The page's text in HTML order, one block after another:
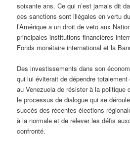
soixante ans. Ce qui n’est jamais dit
ces sanctions sont illégales en vertu
l’Amérique a un droit de veto aux
principales institutions financières
Fonds monétaire international et la
Des investissements dans son
qui lui éviterait de dépendre
au Venezuela de résister à la politique
le processus de dialogue qui se
succès des récentes élections
à la normale et de relever les défis
confronté.